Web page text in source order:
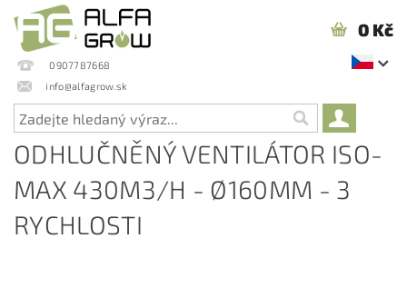
0907787668
info@alfagrow.sk
0 Kč
ODHLUČNĚNÝ VENTILÁTOR ISO-
MAX 430M3/H - Ø160MM - 3
RYCHLOSTI